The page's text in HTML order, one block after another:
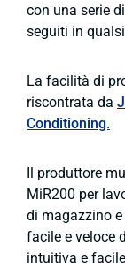
con una serie
seguiti in
La facilità di
riscontrata da
Conditioning.
Il produttore
MiR200 per
di magazzino
facile e veloce
intuitiva e